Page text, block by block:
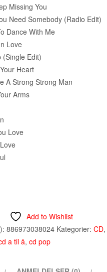
Missing You
Need Somebody (Radio Edit)
Dance With Me
Love
(Single Edit)
Heart
A Strong Strong Man
Arms
Love
Add to Wishlist
886973038024 Kategorier: CD,
a til å, cd pop